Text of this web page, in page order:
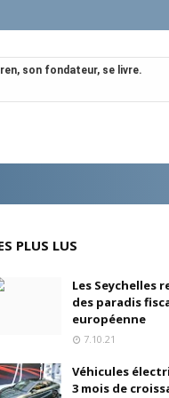
son fondateur, se livre.
sur MultiChoice (Afrique du
de FedEx Supply
(Universal, Canal+) et de
PLUS LUS
Les Seychelles
des paradis
européenne
7.10.21
Véhicules
3 mois de